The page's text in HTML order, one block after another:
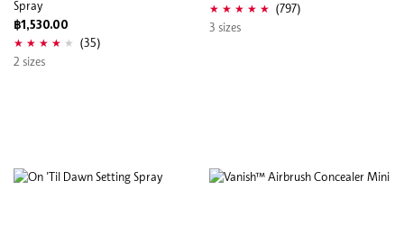
Spray
฿1,530.00
(35)
2 sizes
(797)
3 sizes